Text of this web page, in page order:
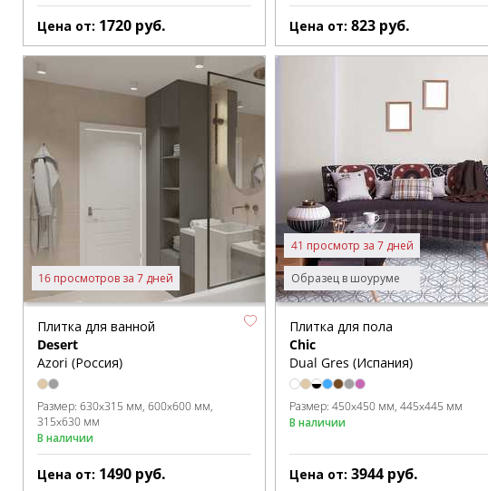
Цена от: 1720 руб. Цена от:823 руб.
16 просмотров за 7 дней
Плитка для ванной
Desert
Azori (Россия)
Размер: 630x315 мм 600x600 мм
315x630 мм
В наличии
Цена от: 1490 руб.
Образец в шоуруме
41 просмотр за 7 дней
Плитка для пола
Chic
Dual Gres (Испания)
Размер:450x450 мм 445x445 мм
В наличии
Цена от:3944 руб.